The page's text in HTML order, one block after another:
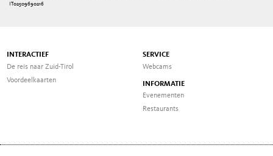
IT02509690216
INTERACTIEF
De reis naar Zuid-Tirol
Voordeelkaarten
SERVICE
Webcams
INFORMATIE
Evenementen
Restaurants